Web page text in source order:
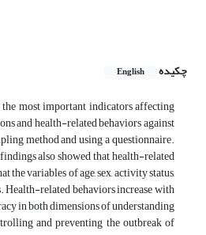
چکیده
English
most important indicators affecting
and health-related behaviors against
method and using a questionnaire.
also showed that health-related
variables of age, sex, activity status,
related behaviors increase with
in both dimensions of understanding
and preventing the outbreak of